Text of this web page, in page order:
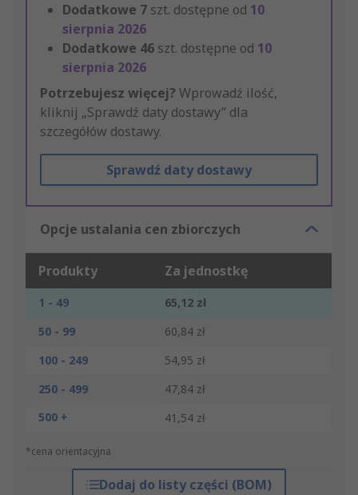
Dodatkowe 7 szt. dostępne od 10
sierpnia 2026
Dodatkowe 46 szt. dostępne od 10
sierpnia 2026
Potrzebujesz więcej? Wprowadź ilość,
kliknij „Sprawdź daty dostawy” dla
szczegółów dostawy.
Sprawdź daty dostawy
Opcje ustalania cen zbiorczych
Produkty Za jednostkę
1 - 49
65,12 zł
50 - 99
60,84 zł
100 - 249
54,95 zł
250 - 499
47,84 zł
500 +
41,54 zł
*cena orientacyjna
Dodaj do listy części (BOM)